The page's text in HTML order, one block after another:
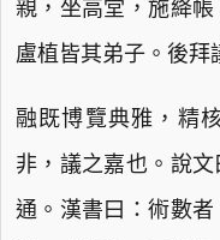
親，坐高堂，施絳帳
盧植皆其弟子。後拜
融既博覽典雅，精
非，議之嘉也。說
通。漢書曰：術數